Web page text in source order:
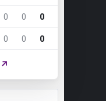
0 0 0
0 0 0
↗